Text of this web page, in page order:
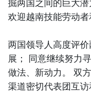
掘两国之间的巨大
欢迎越南技能劳动者
两国领导人高度评
展； 同意继续努力
做法、新动力。 双
渠道密切代表团互